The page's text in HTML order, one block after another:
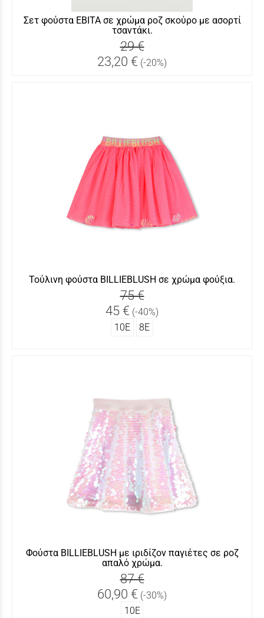
Σετ φούστα ΕΒΙΤΑ σε χρώμα ροζ σκούρο με ασορτί
τσαντάκι.
29 €
23,20 € (-20%)
Τούλινη φούστα BILLIEBLUSH σε χρώμα φούξια.
75 €
45 € (-40%)
10Ε
8Ε
Φούστα BILLIEBLUSH με ιριδίζον παγιέτες σε ροζ
απαλό χρώμα.
87 €
60,90 € (-30%)
10Ε